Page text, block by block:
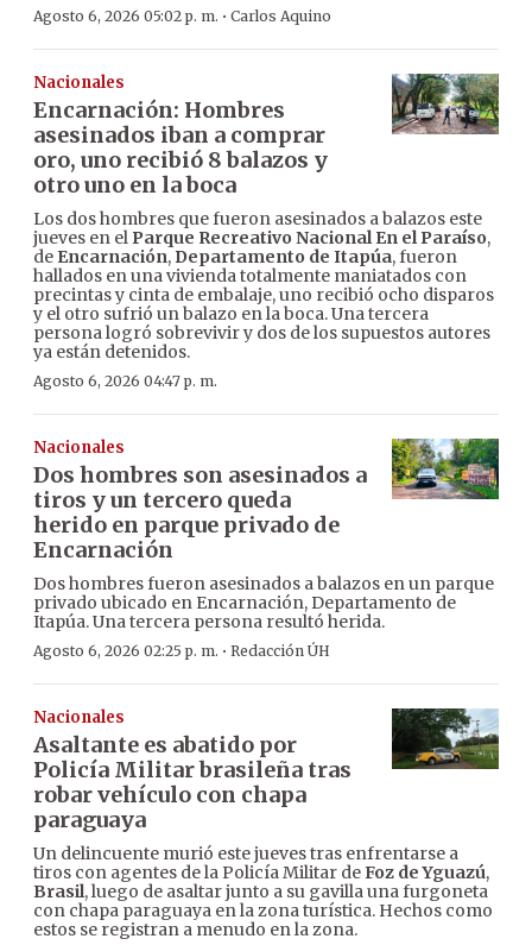
Agosto 6, 2026 05:02 p. m. · Carlos Aquino
Nacionales
Encarnación: Hombres
asesinados iban a comprar
oro, uno recibió 8 balazos y
otro uno en la boca
Los dos hombres que fueron asesinados a balazos este
jueves en el Parque Recreativo Nacional En el Paraíso,
de Encarnación, Departamento de Itapúa, fueron
hallados en una vivienda totalmente maniatados con
precintas y cinta de embalaje, uno recibió ocho disparos
y el otro sufrió un balazo en la boca. Una tercera
persona logró sobrevivir y dos de los supuestos autores
ya están detenidos.
Agosto 6, 2026 04:47 p. m.
Nacionales
Dos hombres son asesinados a
tiros y un tercero queda
herido en parque privado de
Encarnación
Dos hombres fueron asesinados a balazos en un parque
privado ubicado en Encarnación, Departamento de
Itapúa. Una tercera persona resultó herida.
Agosto 6, 2026 02:25 p. m. · Redacción ÚH
Nacionales
Asaltante es abatido por
Policía Militar brasileña tras
robar vehículo con chapa
paraguaya
Un delincuente murió este jueves tras enfrentarse a
tiros con agentes de la Policía Militar deFoz de Yguazú,
Brasil, luego de asaltar junto a su gavilla una furgoneta
con chapa paraguaya en la zona turística. Hechos como
estos se registran a menudo en la zona.